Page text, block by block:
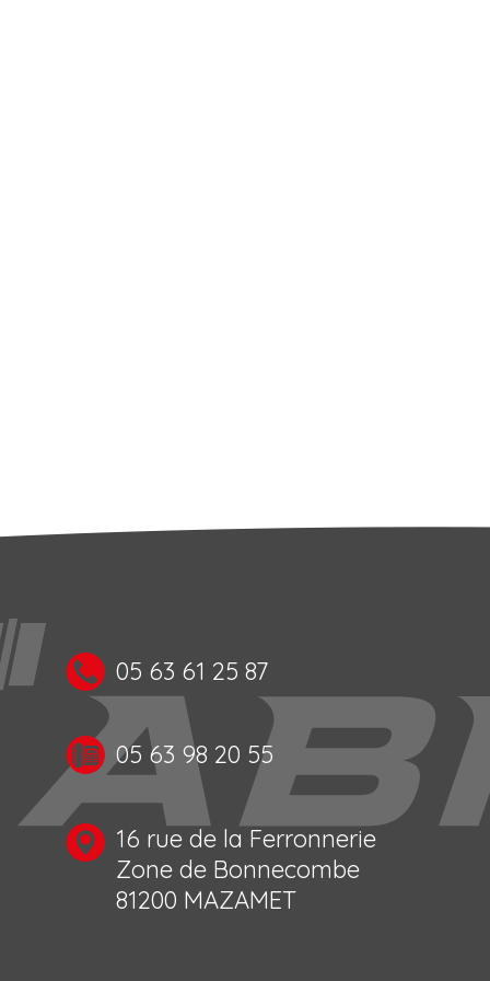
05 63 61 25 87
05 63 98 20 55
16 rue de la Ferronnerie
Zone de Bonnecombe
81200 MAZAMET